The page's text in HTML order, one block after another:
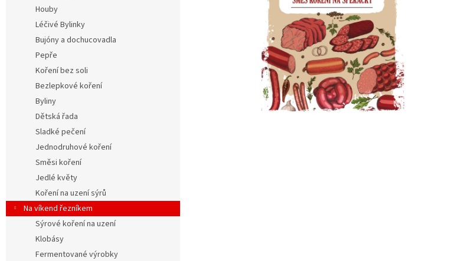
Houby
Léčivé Bylinky
Bujóny a dochucovadla
Pepře
Koření bez soli
Bezlepkové koření
Byliny
Dětská řada
Sladké pečení
Jednodruhové koření
Směsi koření
Jedlé květy
Koření na uzení sýrů
Na víkend řezníkem
Sýrové koření na uzení
Klobásy
Fermentované výrobky